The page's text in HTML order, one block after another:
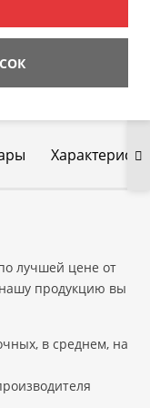
лучшей цене от
продукцию вы
в среднем, на